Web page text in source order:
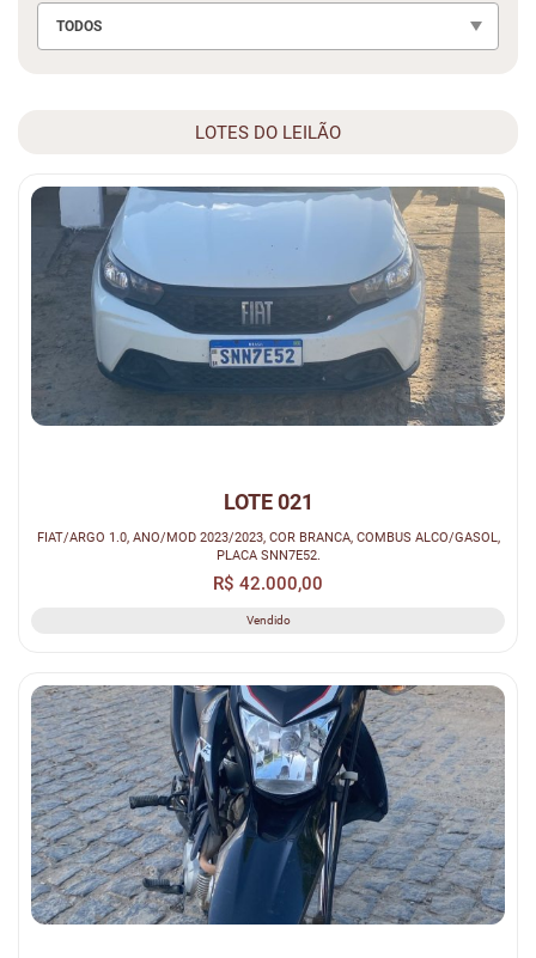
TODOS
LOTES DO LEILÃO
LOTE 021
FIAT/ARGO 1.0, ANO/MOD 2023/2023, COR BRANCA, COMBUS ALCO/GASOL,
PLACA SNN7E52.
R$ 42.000,00
Vendido